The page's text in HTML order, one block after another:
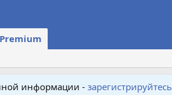
Premium
информации - зарегистрируйтесь